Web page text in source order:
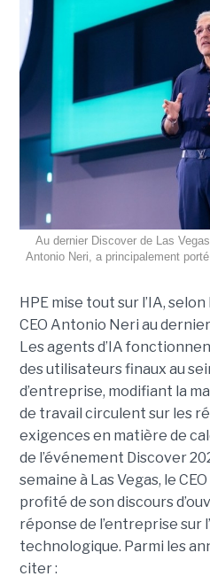
Au dernier Discover de Las
Antonio Neri, a principalement
HPE mise tout sur l’IA,
CEO Antonio Neri au
Les agents d’IA
des utilisateurs finaux au
d’entreprise, modifiant la
de travail circulent sur les
exigences en matière de
de l’événement Discover
semaine à Las Vegas, le
profité de son discours
réponse de l’entreprise sur
technologique. Parmi les
citer :